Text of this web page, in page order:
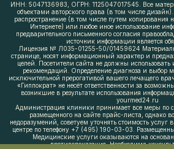
ИНН: 5047136983, ОГРН: 1125047017545. Все
объектами авторского права (в том числе
распространение (в том числе путем копирования
Интернете) или любое иное использование
предварительного письменного согласия
источник информации является
Лицензия № Л035-01255-50/01459624
странице, носят информационный характер и
целей. Посетители сайта не должны
рекомендаций. Определение диагноза и выбор
исключительной прерогативой вашего лечащего
«Гиппократ» не несёт ответственности за
возникшие в результате использования
yourmed24.ru
Администрация клиники принимает все меры по
размещенного на сайте прайс-листа, однако
недоразумений, советуем уточнять стоимость услуг
центре по телефону +7 (495) 190-03-03.
Медицинские услуги оказываются на
противопоказания. Необходима